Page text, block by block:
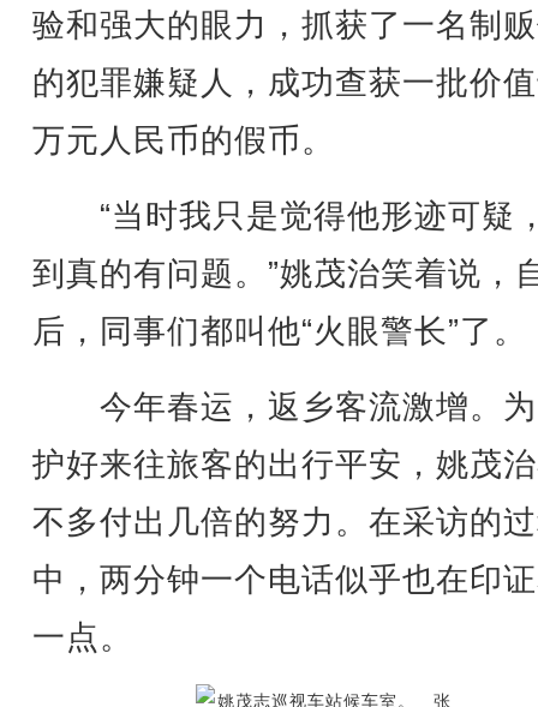
验和强大的眼力，抓获了一名制
的犯罪嫌疑人，成功查获一批价
万元人民币的假币。
“当时我只是觉得他形迹可疑
到真的有问题。”姚茂治笑着说，
后，同事们都叫他“火眼警长”了。
今年春运，返乡客流激增。
护好来往旅客的出行平安，姚茂
不多付出几倍的努力。在采访的
中，两分钟一个电话似乎也在印
一点。